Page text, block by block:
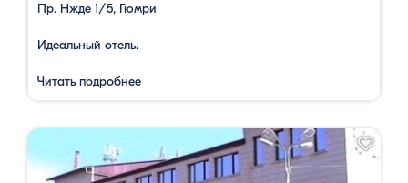
Пр. Нжде 1/5, Гюмри
Идеальный отель.
Читать подробнее